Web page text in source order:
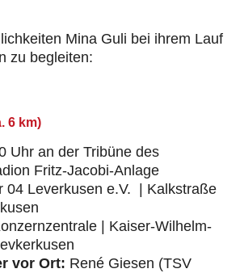
Mina Guli bei ihrem Lauf
zu begleiten:
6 km)
Uhr an der Tribüne des
Fritz-Jacobi-Anlage
04 Leverkusen e.V. | Kalkstraße
| Kaiser-Wilhelm-
vor Ort: René Giesen (TSV